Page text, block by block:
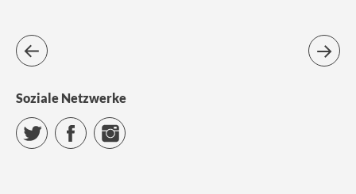
Soziale Netzwerke
Twitter FacebookInstagram